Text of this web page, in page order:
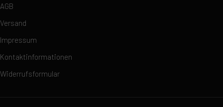
AGB
Versand
Impressum
Kontaktinformationen
Widerrufsformular